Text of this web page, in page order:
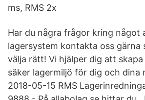
ms, RMS 2x
Har du några frågor kring något
lagersystem kontakta oss gärna
välja rätt! Vi hjälper dig att
säker lagermiljö för dig och dina
2018-05-15 RMS